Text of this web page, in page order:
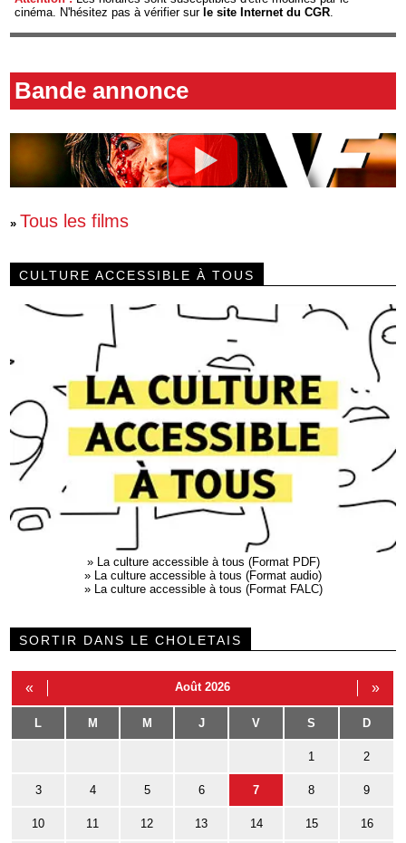
cinéma. N'hésitez pas à vérifier surle site Internet du CGR
Bande annonce
» Tous les films
CULTURE ACCESSIBLE À TOUS
» La culture accessible à tous (Format PDF)
» La culture accessible à tous (Format audio)
» La culture accessible à tous (Format FALC)
SORTIR DANS LE CHOLETAIS
« Août 2026 »
L M M J V S D
1 2
3 4 5 6 7 8 9
10 11 12 13 14 15 16